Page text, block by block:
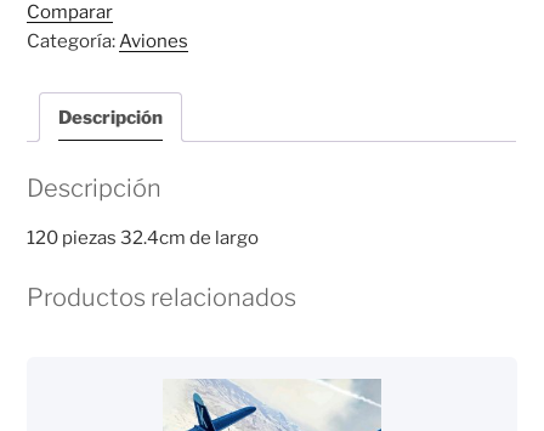
Comparar
Categoría:Aviones
Descripción
Descripción
120 piezas 32.4cm de largo
Productos relacionados